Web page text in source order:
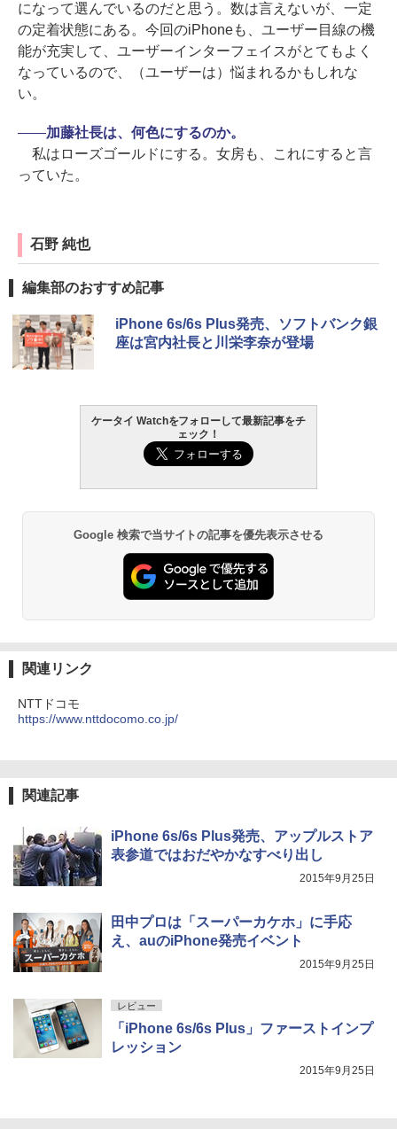
になって選んでいるのだと思う。数は言えないが、一定
の定着状態にある。今回のiPhoneも、ユーザー目線の機
能が充実して、ユーザーインターフェイスがとてもよく
なっているので、（ユーザーは）悩まれるかもしれな
い。
――加藤社長は、何色にするのか。
私はローズゴールドにする。女房も、これにすると言
っていた。
石野 純也
編集部のおすすめ記事
iPhone 6s/6s Plus発売、ソフトバンク銀
座は宮内社長と川栄李奈が登場
ケータイ Watchをフォローして最新記事をチ
ェック！
Google 検索で当サイトの記事を優先表示させる
関連リンク
NTTドコモ
https://www.nttdocomo.co.jp/
関連記事
iPhone 6s/6s Plus発売、アップルストア
表参道ではおだやかなすべり出し
2015年9月25日
田中プロは「スーパーカケホ」に手応
え、auのiPhone発売イベント
2015年9月25日
レビュー
「iPhone 6s/6s Plus」ファーストインプ
レッション
2015年9月25日